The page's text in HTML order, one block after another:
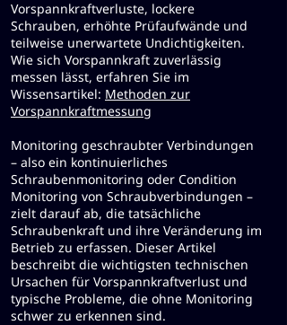
Vorspannkraftverluste, lockere
Schrauben, erhöhte Prüfaufwände und
teilweise unerwartete Undichtigkeiten.
Wie sich Vorspannkraft zuverlässig
messen lässt, erfahren Sie im
Wissensartikel: Methoden zur
Vorspannkraftmessung
Monitoring geschraubter Verbindungen
– also ein kontinuierliches
Schraubenmonitoring oder Condition
Monitoring von Schraubverbindungen –
zielt darauf ab, die tatsächliche
Schraubenkraft und ihre Veränderung im
Betrieb zu erfassen. Dieser Artikel
beschreibt die wichtigsten technischen
Ursachen für Vorspannkraftverlust und
typische Probleme, die ohne Monitoring
schwer zu erkennen sind.